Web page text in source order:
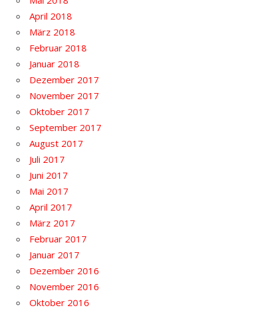
April 2018
März 2018
Februar 2018
Januar 2018
Dezember 2017
November 2017
Oktober 2017
September 2017
August 2017
Juli 2017
Juni 2017
Mai 2017
April 2017
März 2017
Februar 2017
Januar 2017
Dezember 2016
November 2016
Oktober 2016